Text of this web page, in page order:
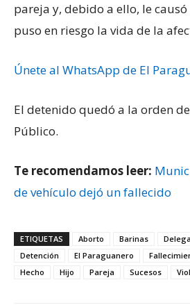
pareja y, debido a ello, le
puso en riesgo la vida de la
Únete al WhatsApp de El
El detenido quedó a la orden
Público.
Te recomendamos leer:
de vehículo dejó un fallecido
ETIQUETAS Aborto Barinas
Detención
El Paraguanero
Hecho
Hijo Pareja Sucesos